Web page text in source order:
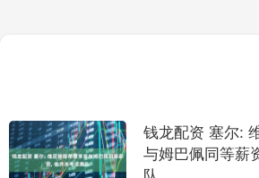
钱龙配资 塞尔:
与姆巴佩同等薪